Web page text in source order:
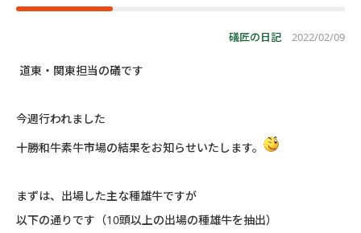
礒匠の日記 2022/02/09
道東・関東担当の礒です
今週行われました
十勝和牛素牛市場の結果をお知らせいたします。
まずは、出場した主な種雄牛ですが
以下の通りです（10頭以上の出場の種雄牛を抽出）